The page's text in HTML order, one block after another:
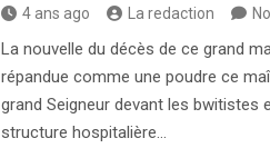
4 ans ago La redaction
La nouvelle du décès de ce grand
répandue comme une poudre ce
grand Seigneur devant les bwitistes
structure hospitalière…